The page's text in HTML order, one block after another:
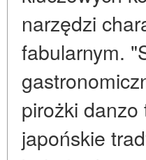
narzędzi
fabularnym.
pirożki
japońskie